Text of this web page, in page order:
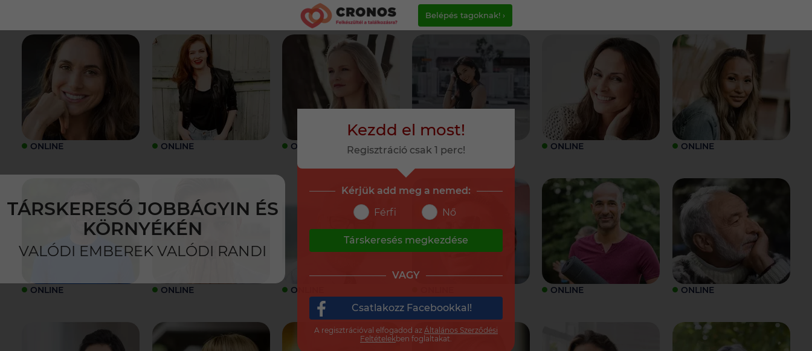
TÁRSKERESŐ JOBBÁGYIN ÉS
KÖRNYÉKÉN
VALÓDI EMBEREK VALÓDI RANDI
Belépés tagoknak! ›
ONLINE ONLINE ONLINE ONLINE ONLINE ONLINE
ONLINE ONLINE ONLINE ONLINE ONLINE
Kezdd el most!
Regisztráció csak 1 perc!
Kérjük add meg a nemed:
Férfi
Nő
Társkeresés megkezdése
VAGY
Csatlakozz Facebookkal!
A regisztrációval elfogadod az Általános Szerződési
Feltételekben foglaltakat.